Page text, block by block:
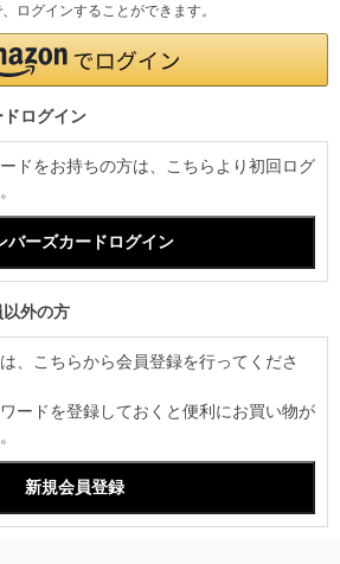
ログインすることができます。
ログイン
ドをお持ちの方は、こちらより初回ログ
外の方
、こちらから会員登録を行ってくださ
ードを登録しておくと便利にお買い物が